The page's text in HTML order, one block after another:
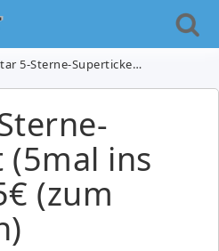
Superticket (5mal ins Kino) für 25€ (zum Ausdrucken)
(5mal ins
(zum